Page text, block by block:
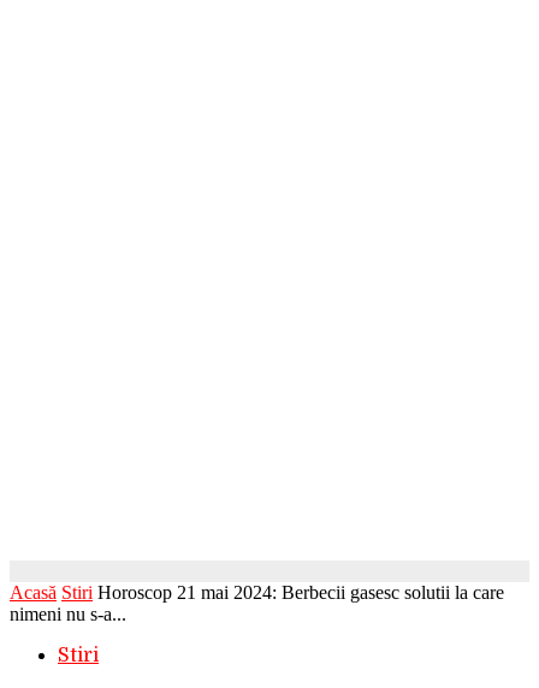
Acasă Stiri Horoscop 21 mai 2024: Berbecii gasesc solutii la care
nimeni nu s-a...
Stiri